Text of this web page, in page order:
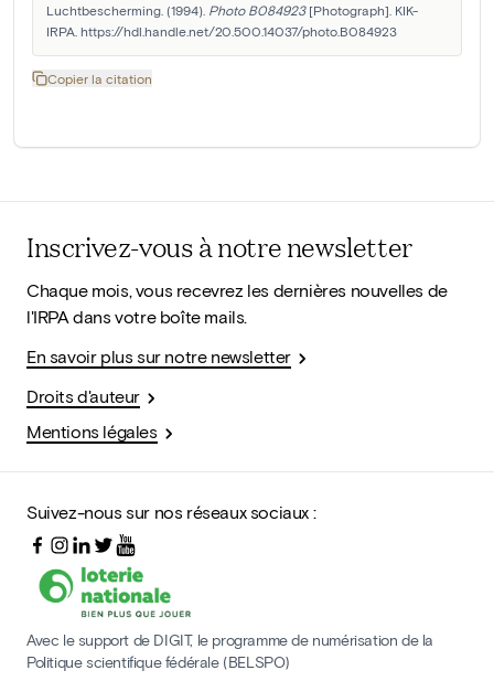
Luchtbescherming. (1994). Photo B084923 [Photograph]. KIK-
IRPA. https://hdl.handle.net/20.500.14037/photo.B084923
Copier la citation
Inscrivez-vous à notre newsletter
Chaque mois, vous recevrez les dernières nouvelles de
l'IRPA dans votre boîte mails.
En savoir plus sur notre newsletter
Droits d'auteur
Mentions légales
Suivez-nous sur nos réseaux sociaux :
Avec le support de DIGIT, le programme de numérisation de la
Politique scientifique fédérale (BELSPO)